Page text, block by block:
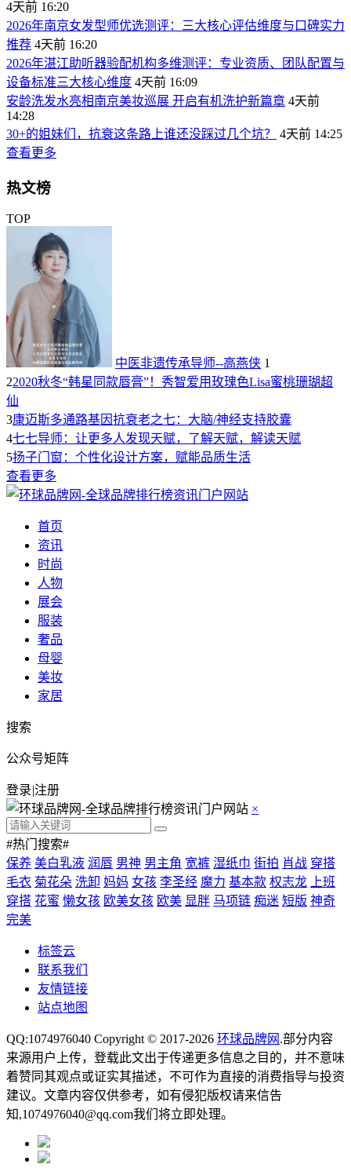
4天前 16:20
​2026年南京女发型师优选测评：三大核心评估维度与口碑实力
推荐 4天前 16:20
​2026年湛江助听器验配机构多维测评：专业资质、团队配置与
设备标准三大核心维度 4天前 16:09
安龄洗发水亮相南京美妆巡展 开启有机洗护新篇章 4天前
14:28
30+的姐妹们，抗衰这条路上谁还没踩过几个坑？
4天前 14:25
查看更多
热文榜
TOP
中医非遗传承导师--高燕侠 1
22020秋冬“韩星同款唇膏”！秀智爱用玫瑰色Lisa蜜桃珊瑚超
仙
3康迈斯多通路基因抗衰老之七：大脑/神经支持胶囊
4七七导师：让更多人发现天赋，了解天赋，解读天赋
5扬子门窗：个性化设计方案，赋能品质生活
查看更多
首页
资讯
时尚
人物
展会
服装
奢品
母婴
美妆
家居
搜索
公众号矩阵
登录|注册
×
#热门搜索#
保养 美白乳液 润唇 男神 男主角 宽裤 湿纸巾 街拍 肖战 穿搭
毛衣 菊花朵 洗卸 妈妈 女孩 李圣经 魔力 基本款 权志龙
上班
穿搭 花蜜 懒女孩 欧美女孩 欧美 显胖 马项链 痴迷 短版 神奇
完美
标签云
联系我们
友情链接
站点地图
QQ:1074976040 Copyright © 2017-2026 环球品牌网 .部分内容
来源用户上传，登载此文出于传递更多信息之目的，并不意味
着赞同其观点或证实其描述，不可作为直接的消费指导与投资
建议。文章内容仅供参考，如有侵犯版权请来信告
知,1074976040@qq.com我们将立即处理。